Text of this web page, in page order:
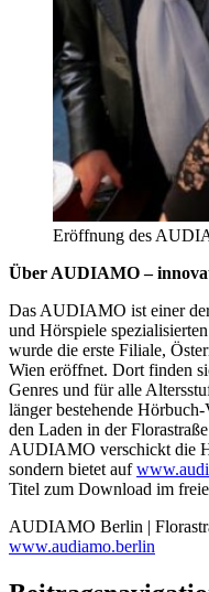
Eröffnung des
Über AUDIAMO –
Das AUDIAMO ist einer
und Hörspiele
wurde die erste Filiale,
Wien eröffnet. Dort finden
Genres und für alle
länger bestehende
den Laden in der
AUDIAMO verschickt die
sondern bietet auf
Titel zum Download im
AUDIAMO Berlin |
www.audiamo.berlin